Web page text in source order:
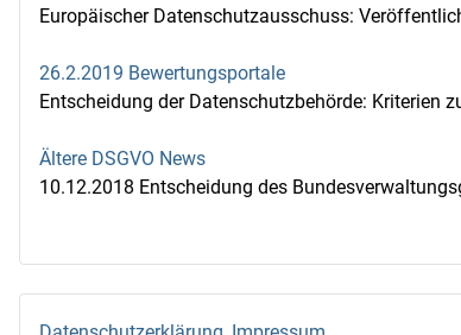
Europäischer Datenschutzausschuss:
26.2.2019 Bewertungsportale
Entscheidung der Datenschutzbehörde: Kriterien
Ältere DSGVO News
10.12.2018 Entscheidung des